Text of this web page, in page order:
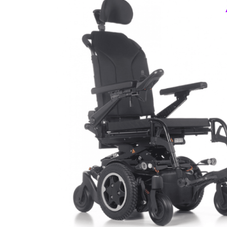
Респираторное оборудование
Подъёмники для инвалидов